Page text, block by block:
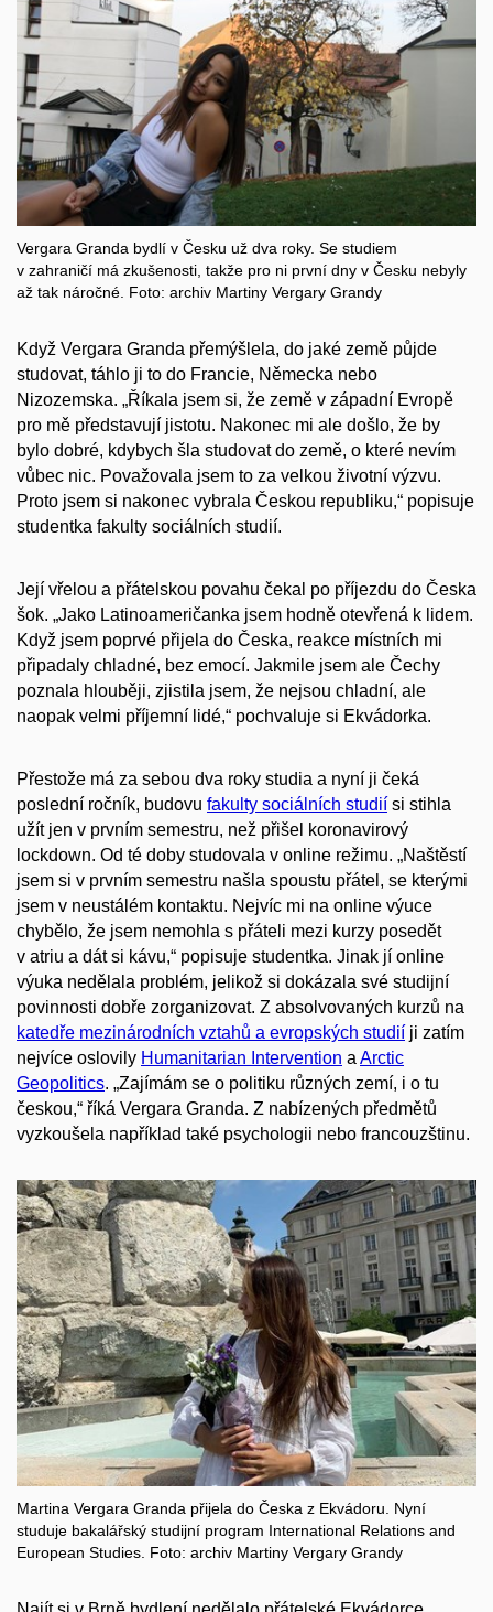
Vergara Granda bydlí v Česku už dva roky. Se studiem
v zahraničí má zkušenosti, takže pro ni první dny v Česku nebyly
až tak náročné. Foto: archiv Martiny Vergary Grandy
Když Vergara Granda přemýšlela, do jaké země půjde
studovat, táhlo ji to do Francie, Německa nebo
Nizozemska. „Říkala jsem si, že země v západní Evropě
pro mě představují jistotu. Nakonec mi ale došlo, že by
bylo dobré, kdybych šla studovat do země, o které nevím
vůbec nic. Považovala jsem to za velkou životní výzvu.
Proto jsem si nakonec vybrala Českou republiku,“ popisuje
studentka fakulty sociálních studií.
Její vřelou a přátelskou povahu čekal po příjezdu do Česka
šok. „Jako Latinoameričanka jsem hodně otevřená k lidem.
Když jsem poprvé přijela do Česka, reakce místních mi
připadaly chladné, bez emocí. Jakmile jsem ale Čechy
poznala hlouběji, zjistila jsem, že nejsou chladní, ale
naopak velmi příjemní lidé,“ pochvaluje si Ekvádorka.
Přestože má za sebou dva roky studia a nyní ji čeká
poslední ročník, budovu fakulty sociálních studií si stihla
užít jen v prvním semestru, než přišel koronavirový
lockdown. Od té doby studovala v online režimu. „Naštěstí
jsem si v prvním semestru našla spoustu přátel, se kterými
jsem v neustálém kontaktu. Nejvíc mi na online výuce
chybělo, že jsem nemohla s přáteli mezi kurzy posedět
v atriu a dát si kávu,“ popisuje studentka. Jinak jí online
výuka nedělala problém, jelikož si dokázala své studijní
povinnosti dobře zorganizovat. Z absolvovaných kurzů na
katedře mezinárodních vztahů a evropských studií ji zatím
nejvíce oslovily Humanitarian Intervention a Arctic
Geopolitics. „Zajímám se o politiku různých zemí, i o tu
českou,“ říká Vergara Granda. Z nabízených předmětů
vyzkoušela například také psychologii nebo francouzštinu.
Martina Vergara Granda přijela do Česka z Ekvádoru. Nyní
studuje bakalářský studijní program International Relations and
European Studies. Foto: archiv Martiny Vergary Grandy